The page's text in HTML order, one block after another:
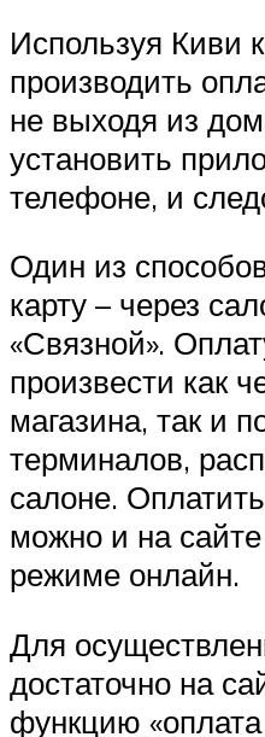
Используя Киви
производить
не выходя из
установить
телефоне, и
Один из
карту – через
«Связной».
произвести как
магазина, так и
терминалов,
салоне.
можно и на
режиме онлайн.
Для
достаточно на
функцию «оплата